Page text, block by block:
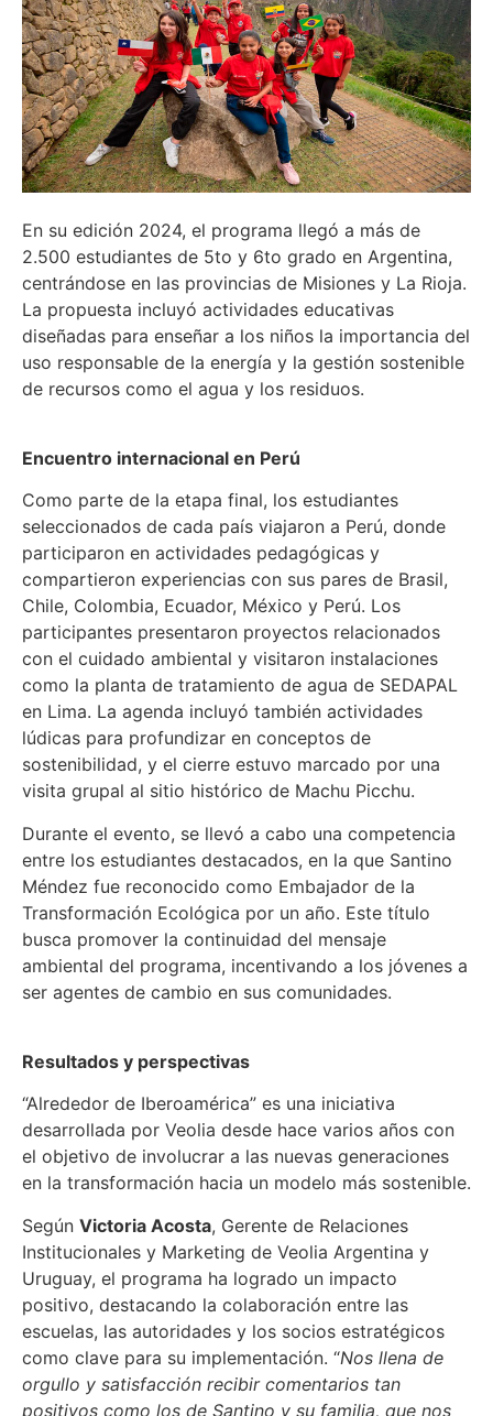
En su edición 2024, el programa llegó a más de
2.500 estudiantes de 5to y 6to grado en Argentina,
centrándose en las provincias de Misiones y La Rioja.
La propuesta incluyó actividades educativas
diseñadas para enseñar a los niños la importancia del
uso responsable de la energía y la gestión sostenible
de recursos como el agua y los residuos.
Encuentro internacional en Perú
Como parte de la etapa final, los estudiantes
seleccionados de cada país viajaron a Perú, donde
participaron en actividades pedagógicas y
compartieron experiencias con sus pares de Brasil,
Chile, Colombia, Ecuador, México y Perú. Los
participantes presentaron proyectos relacionados
con el cuidado ambiental y visitaron instalaciones
como la planta de tratamiento de agua de SEDAPAL
en Lima. La agenda incluyó también actividades
lúdicas para profundizar en conceptos de
sostenibilidad, y el cierre estuvo marcado por una
visita grupal al sitio histórico de Machu Picchu.
Durante el evento, se llevó a cabo una competencia
entre los estudiantes destacados, en la que Santino
Méndez fue reconocido como Embajador de la
Transformación Ecológica por un año. Este título
busca promover la continuidad del mensaje
ambiental del programa, incentivando a los jóvenes a
ser agentes de cambio en sus comunidades.
Resultados y perspectivas
“Alrededor de Iberoamérica” es una iniciativa
desarrollada por Veolia desde hace varios años con
el objetivo de involucrar a las nuevas generaciones
en la transformación hacia un modelo más sostenible.
Según Victoria Acosta, Gerente de Relaciones
Institucionales y Marketing de Veolia Argentina y
Uruguay, el programa ha logrado un impacto
positivo, destacando la colaboración entre las
escuelas, las autoridades y los socios estratégicos
como clave para su implementación. “Nos llena de
orgullo y satisfacción recibir comentarios tan
positivos como los de Santino y su familia, que nos